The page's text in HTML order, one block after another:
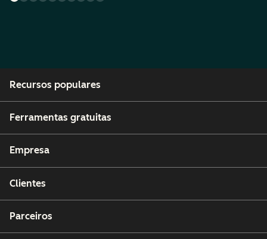
Recursos populares
Ferramentas gratuitas
Empresa
Clientes
Parceiros